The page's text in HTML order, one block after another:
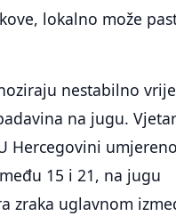
lokalno može
nestabilno
na jugu.
Hercegovini umjereno
15 i 21, na jugu
zraka uglavnom